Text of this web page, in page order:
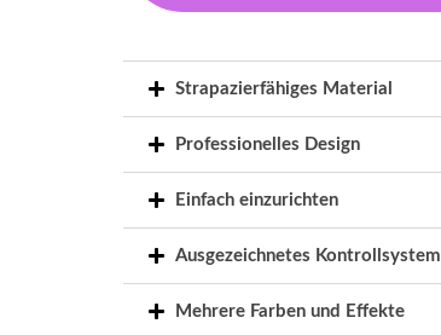
Strapazierfähiges Material
Professionelles Design
Einfach einzurichten
Ausgezeichnetes Kontrollsystem
Mehrere Farben und Effekte